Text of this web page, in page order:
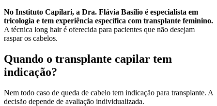
No Instituto Capilari, a Dra. Flávia Basilio é especialista em
tricologia e tem experiência específica com transplante feminino.
A técnica long hair é oferecida para pacientes que não desejam
raspar os cabelos.
Quando o transplante capilar tem
indicação?
Nem todo caso de queda de cabelo tem indicação para transplante. A
decisão depende de avaliação individualizada.